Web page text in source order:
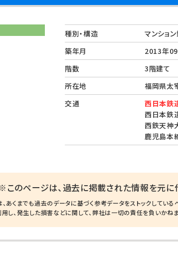
種別・構造
マンショ
築年月
2013年
階数
3階建て
所在地
福岡県太
交通
西日本鉄
西日本鉄
西鉄天神
鹿児島本
このページは、過去に掲載された情報を元に
あくまでも過去のデータに基づく参考データをストックしてい
し、発生した損害などに関して、弊社は一切の責任を負いかねま